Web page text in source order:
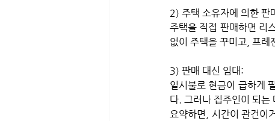
2) 주택 소유자에 의한 판
주택을 직접 판매하면 리
없이 주택을 꾸미고, 프레
3) 판매 대신 임대:
일시불로 현금이 급하게
다. 그러나 집주인이 되는
요약하면, 시간이 관건이